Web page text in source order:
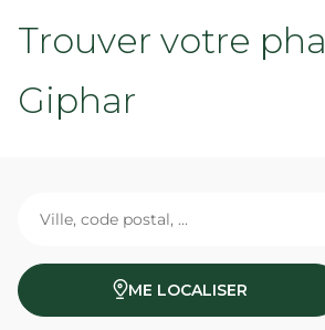
Trouver votre
Giphar
ME LOCALISER